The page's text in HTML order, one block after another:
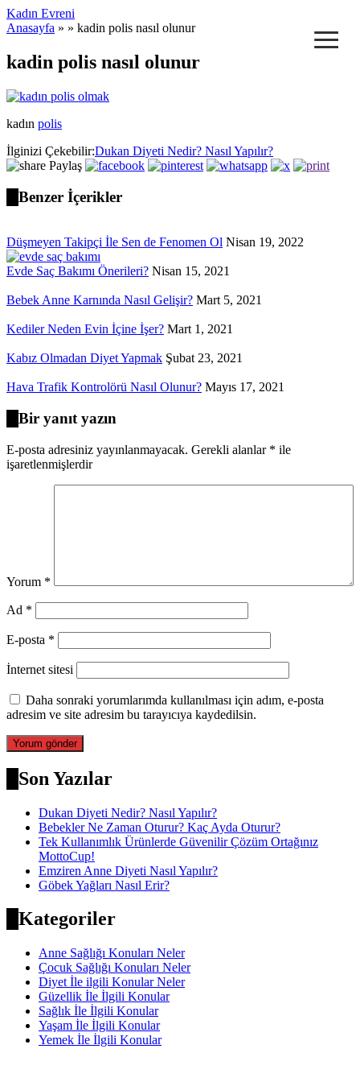
Kadın Evreni ≡
Anasayfa » » kadin polis nasıl olunur
kadin polis nasıl olunur
kadın polis
İlginizi Çekebilir:Dukan Diyeti Nedir? Nasıl Yapılır?
Paylaş
Benzer İçerikler
Düşmeyen Takipçi İle Sen de Fenomen Ol Nisan 19, 2022
Evde Saç Bakımı Önerileri? Nisan 15, 2021
Bebek Anne Karnında Nasıl Gelişir? Mart 5, 2021
Kediler Neden Evin İçine İşer? Mart 1, 2021
Kabız Olmadan Diyet Yapmak Şubat 23, 2021
Hava Trafik Kontrolörü Nasıl Olunur? Mayıs 17, 2021
Bir yanıt yazın
E-posta adresiniz yayınlanmayacak. Gerekli alanlar * ile
işaretlenmişlerdir
Yorum *
Ad *
E-posta *
İnternet sitesi
Daha sonraki yorumlarımda kullanılması için adım, e-posta
adresim ve site adresim bu tarayıcıya kaydedilsin.
Son Yazılar
Dukan Diyeti Nedir? Nasıl Yapılır?
Bebekler Ne Zaman Oturur? Kaç Ayda Oturur?
Tek Kullanımlık Ürünlerde Güvenilir Çözüm Ortağınız
MottoCup!
Emziren Anne Diyeti Nasıl Yapılır?
Göbek Yağları Nasıl Erir?
Kategoriler
Anne Sağlığı Konuları Neler
Çocuk Sağlığı Konuları Neler
Diyet İle ilgili Konular Neler
Güzellik İle İlgili Konular
Sağlık İle İlgili Konular
Yaşam İle İlgili Konular
Yemek İle İlgili Konular